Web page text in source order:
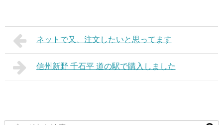
ネットで又、注文したいと思ってます
信州新野 千石平 道の駅で購入しました